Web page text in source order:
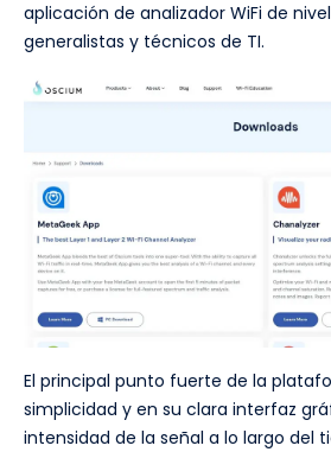
aplicación de analizador WiFi de
generalistas y técnicos de TI.
El principal punto fuerte de la
simplicidad y en su clara interfaz
intensidad de la señal a lo largo del